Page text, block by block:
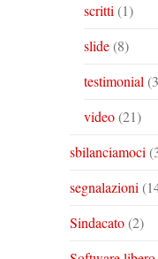
scritti (1)
slide(8)
testimonial
video(21)
sbilanciamoci
segnalazioni
Sindacato(2)